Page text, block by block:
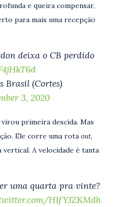
e queira compensar,
para mais uma recepção
deixa o CB perdido
Brasil (Cortes)
3, 2020
primeira descida. Mas
Ele corre uma rota out,
A velocidade é tanta
uma quarta pra vinte?
HIfYJZKMdh